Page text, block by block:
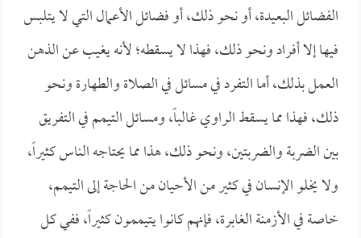
الفضائل البعيدة، أو نحو ذلك، أو فضائل الأعمال التي لا يتلبس
فيها إلا أفراد ونحو ذلك، فهذا لا يسقطه؛ لأنه يغيب عن الذهن
العمل بذلك، أما التفرد في مسائل في الصلاة والطهارة ونحو
ذلك، فهذا مما يسقط الراوي غالباً، ومسائل التيمم في التفريق
بين الضربة والضربتين، ونحو ذلك، هذا مما يحتاجه الناس كثيراً،
ولا يخلو الإنسان في كثير من الأحيان من الحاجة إلى التيمم،
خاصة في الأزمنة الغابرة، فإنهم كانوا يتيممون كثيراً، ففي كل